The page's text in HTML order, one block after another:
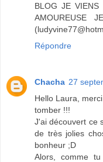
BLOG JE
AMOUREUSE
Répondre
Chacha 27
Hello Laura,
tomber !!!
J'ai découvert ce
de très jolies
bonheur ;D
Alors, comme